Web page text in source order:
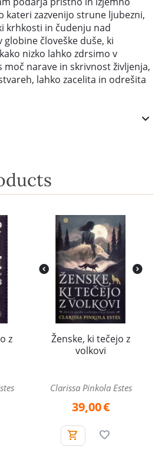
kateri zazvenijo strune ljubezni,
krhkosti in čudenju nad
človeške duše, ki
nizko lahko zdrsimo v
narave in skrivnost življenja,
lahko zacelita in odrešita
z
Ženske, ki tečejo z
volkovi
Clarissa Pinkola Estes
39,00€